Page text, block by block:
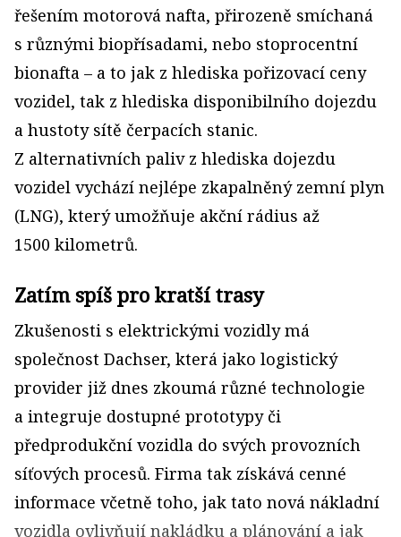
řešením motorová nafta, přirozeně smíchaná
s různými biopřísadami, nebo stoprocentní
bionafta – a to jak z hlediska pořizovací ceny
vozidel, tak z hlediska disponibilního dojezdu
a hustoty sítě čerpacích stanic.
Z alternativních paliv z hlediska dojezdu
vozidel vychází nejlépe zkapalněný zemní plyn
(LNG), který umožňuje akční rádius až
1500 kilometrů.
Zatím spíš pro kratší trasy
Zkušenosti s elektrickými vozidly má
společnost Dachser, která jako logistický
provider již dnes zkoumá různé technologie
a integruje dostupné prototypy či
předprodukční vozidla do svých provozních
síťových procesů. Firma tak získává cenné
informace včetně toho, jak tato nová nákladní
vozidla ovlivňují nakládku a plánování a jak